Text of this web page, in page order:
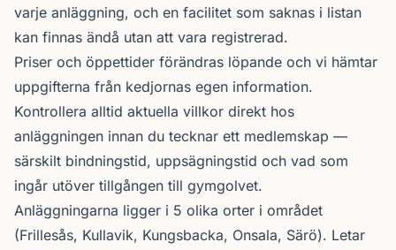
varje anläggning, och en facilitet som saknas i listan
kan finnas ändå utan att vara registrerad.
Priser och öppettider förändras löpande och vi hämtar
uppgifterna från kedjornas egen information.
Kontrollera alltid aktuella villkor direkt hos
anläggningen innan du tecknar ett medlemskap —
särskilt bindningstid, uppsägningstid och vad som
ingår utöver tillgången till gymgolvet.
Anläggningarna ligger i 5 olika orter i området
(Frillesås, Kullavik, Kungsbacka, Onsala, Särö). Letar